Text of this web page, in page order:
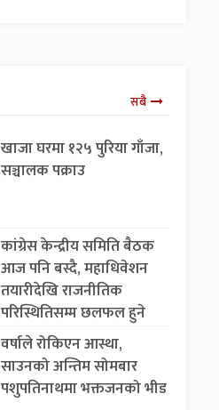
सबै
खाजा घरमा १२५ पुरिया गाँजा,
सञ्चालक पक्राउ
कांग्रेस केन्द्रीय समिति बैठक
आज पनि बस्दै, महाधिवेशन
तयारीदेखि राजनीतिक
परिस्थितिसम्म छलफल हुने
वर्षाले रोकिएन आस्था,
साउनको अन्तिम सोमबार
पशुपतिनाथमा भक्तजनको भीड